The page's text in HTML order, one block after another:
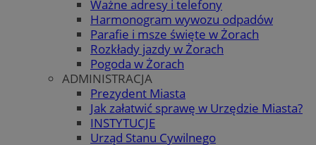
Ważne adresy i telefony
Harmonogram wywozu odpadów
Parafie i msze święte w Żorach
Rozkłady jazdy w Żorach
Pogoda w Żorach
ADMINISTRACJA
Prezydent Miasta
Jak załatwić sprawę w Urzędzie Miasta?
INSTYTUCJE
Urząd Stanu Cywilnego